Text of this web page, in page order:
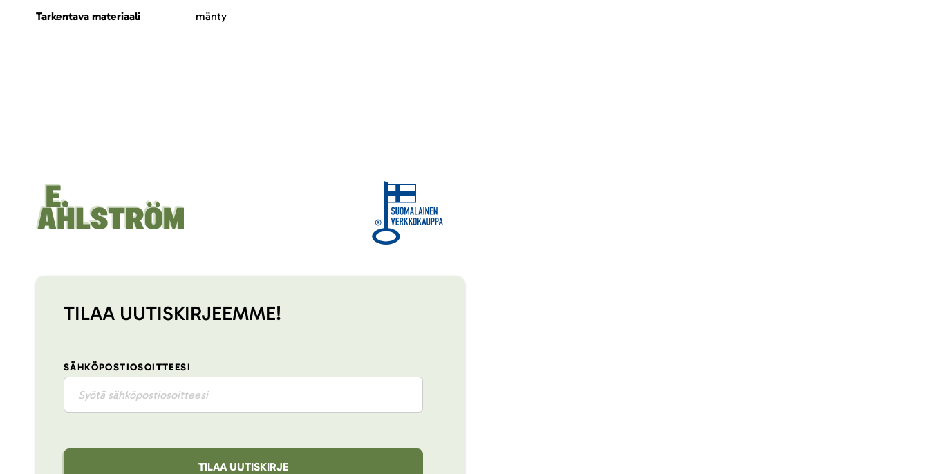
Tarkentava materiaali mänty
TILAA UUTISKIRJEEMME!
SÄHKÖPOSTIOSOITTEESI
TILAA UUTISKIRJE